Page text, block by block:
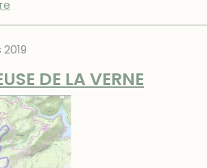
DE LA VERNE